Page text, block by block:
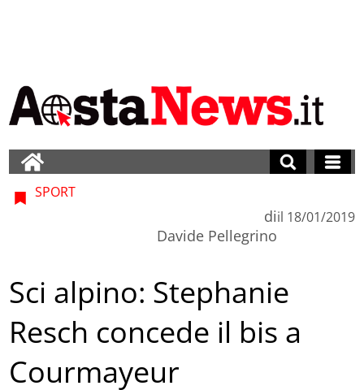
SPORT
di
Davide Pellegrino
il 18/01/2019
Sci alpino: Stephanie
Resch concede il bis a
Courmayeur